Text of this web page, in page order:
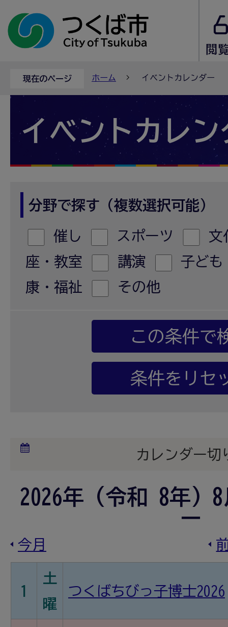
現在のページ ホーム イベントカレンダー
イベントカレン
分野で探す（複数選択可能）
催し スポーツ
文
座・教室
講演
子ども
康・福祉
その他
カレンダー切
2026年 (令和 8年) 8
ー
今月
1
土
曜
つくばちびっ子博士2026